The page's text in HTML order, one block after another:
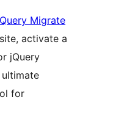
Migrate
activate a
jQuery
for